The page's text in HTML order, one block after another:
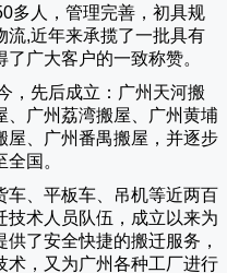
多人，管理完善，初具规
流,近年来承揽了一批具有
广大客户的一致称赞。
，先后成立：广州天河搬
、广州荔湾搬屋、广州黄埔
屋、广州番禺搬屋，并逐步
国。
车、平板车、吊机等近两百
技术人员队伍，成立以来为
了安全快捷的搬迁服务，
术，又为广州各种工厂进行